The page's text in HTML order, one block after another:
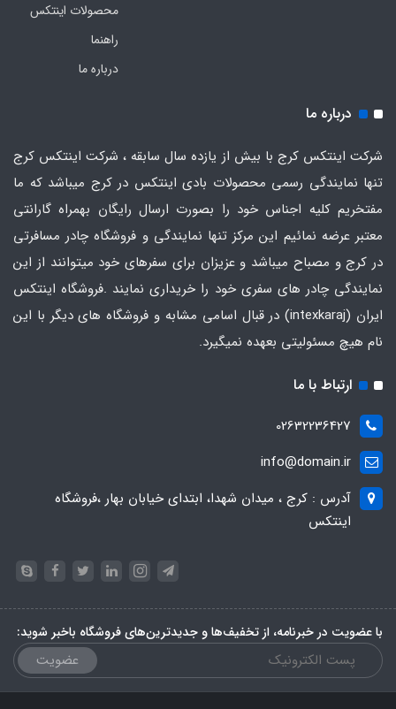
محصولات اینتکس
راهنما
درباره ما
درباره ما
شرکت اینتکس کرج با بیش از یازده سال سابقه ، شرکت اینتکس کرج
تنها نمایندگی رسمی محصولات بادی اینتکس در کرج میباشد که ما
مفتخریم کلیه اجناس خود را بصورت ارسال رایگان بهمراه گارانتی
معتبر عرضه نمائیم این مرکز تنها نمایندگی و فروشگاه چادر مسافرتی
در کرج و مصباح میباشد و عزیزان برای سفرهای خود میتوانند از این
نمایندگی چادر های سفری خود را خریداری نمایند .فروشگاه اینتکس
ایران
(intexkaraj) در قبال اسامی مشابه و فروشگاه های دیگر با این
نام هیچ مسئولیتی بعهده نمیگیرد.
ارتباط با ما
02632236427
info@domain.ir
آدرس : کرج ، میدان شهدا، ابتدای خیابان بهار ،فروشگاه
اینتکس
با عضویت در خبرنامه، از تخفیف‌ها و جدیدترین‌های فروشگاه باخبر شوید:
عضویت